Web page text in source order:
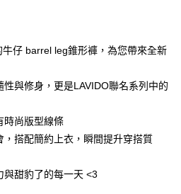
期」之契約關係目的，商店將以您的個人
供予台灣大哥大進項蒐集、處理及利用，
需資料之確認、核對及更正。
連結：https://oppay.tw/userRule
以上)免運費
仔 barrel leg錐形褲，為您帶來全新
與修身，更是LAVIDO聯名系列中的
時尚版型線條
搭配簡約上衣，瞬間提升穿搭質
與甜豹了的每一天 <3